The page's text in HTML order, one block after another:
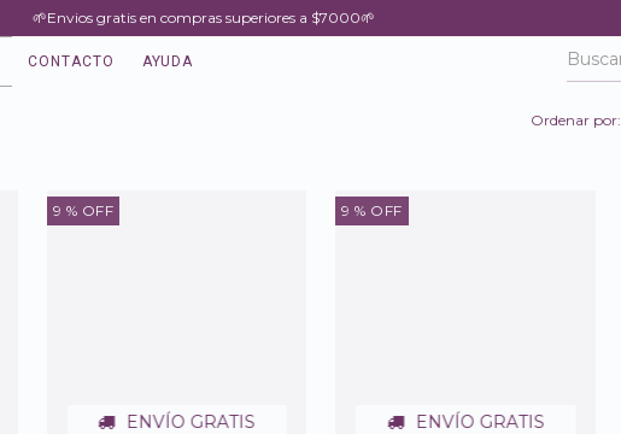
🌱Envios gratis en compras superiores a $7000🌱
CONTACTO AYUDA
Ordenar por:
9 % OFF
ENVÍO GRATIS
9 % OFF
ENVÍO GRATIS